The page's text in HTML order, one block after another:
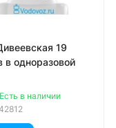
19
в одноразовой
Есть в наличии